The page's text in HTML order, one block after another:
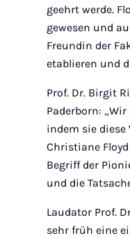
geehrt werde.
gewesen und
Freundin der
etablieren und
Prof. Dr. Birgit
Paderborn:
indem sie
Christiane
Begriff der
und die
Laudator Prof.
sehr früh eine